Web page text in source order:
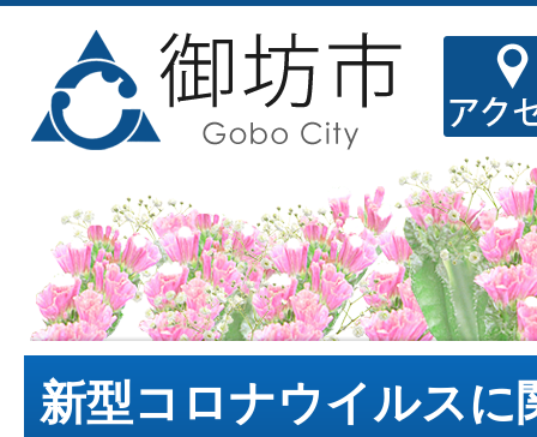
新型コロナウイルスに